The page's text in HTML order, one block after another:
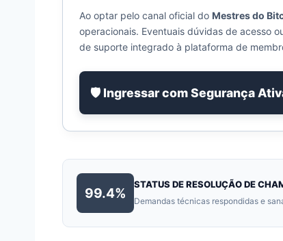
Ao optar pelo canal oficial do Mestres do
operacionais. Eventuais dúvidas de acesso
de suporte integrado à plataforma de
🛡️ Ingressar com Segurança
99.4%
STATUS DE RESOLUÇÃO DE
Demandas técnicas respondidas e